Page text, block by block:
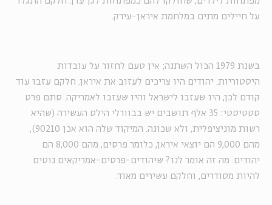
על חיילים מתים במלחמת איראן-עירק.
בשנת 1979 הכול השתנה; אין טעם לחזור על עובדות
היסטוריות. יהודים היו צריכים לעזוב את איראן. חלקם עזבו עוד
קודם לכן, היו שעזבו לישראל והיו שעזבו לאמריקה. סתם פרט
סטטיסטי: 35 אלף תושבים יש בבוורלי הילס העשירה (שהיא
רשות מוניציפלית, ולא שכונה. המיקוד שלה הוא אכן 90210),
מהם 9,000 הם יוצאי איראן, כלומר פרסים, מהם 8,000 הם
יהודים. מה זה אומר לנו? שיהודים-פרסים-אמריקאים נוטים
להיות מסודרים, וחלקם עשירים מאוד.